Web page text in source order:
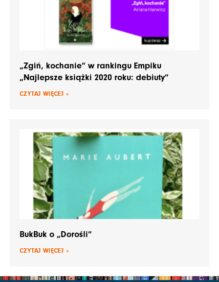
„Zgiń, kochanie” w rankingu Empiku
„Najlepsze książki 2020 roku: debiuty”
CZYTAJ WIĘCEJ »
BukBuk o „Dorośli”
CZYTAJ WIĘCEJ »